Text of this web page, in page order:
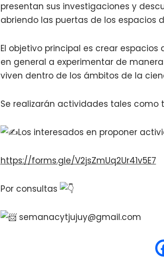
presentan sus investigaciones y
abriendo las puertas de los espacios
El objetivo principal es crear
en general a experimentar de
viven dentro de los ámbitos de la
Se realizarán actividades tales como
Los interesados en proponer
https://forms.gle/V2jsZmUq2Ur41v5E7
Por consultas
semanacytjujuy@gmail.com